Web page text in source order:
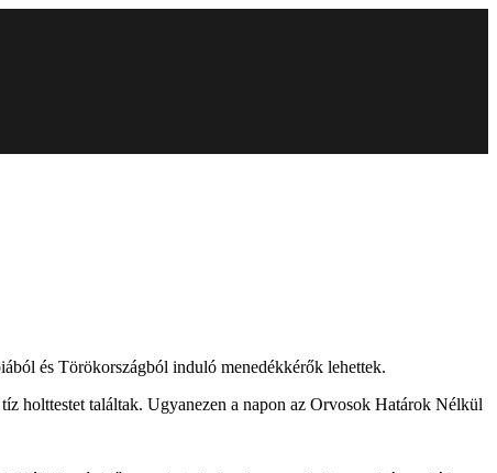
és Törökországból induló menedékkérők lehettek.
holttestet találtak. Ugyanezen a napon az Orvosok Határok Nélkül